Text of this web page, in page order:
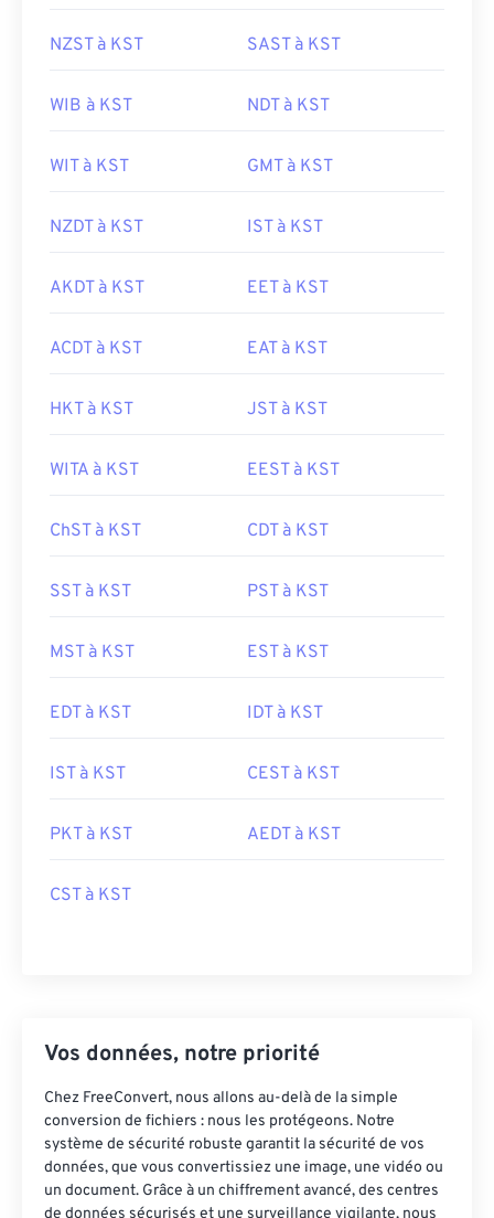
NZST à KST SAST à KST
WIB à KST NDT à KST
WIT à KST GMT à KST
NZDT à KST IST à KST
AKDT à KST EET à KST
ACDT à KST EAT à KST
HKT à KST JST à KST
WITA à KST EEST à KST
ChST à KST CDT à KST
SST à KST PST à KST
MST à KST EST à KST
EDT à KST IDT à KST
IST à KST CEST à KST
PKT à KST AEDT à KST
CST à KST
Vos données, notre priorité
Chez FreeConvert, nous allons au-delà de la simple
conversion de fichiers : nous les protégeons. Notre
système de sécurité robuste garantit la sécurité de vos
données, que vous convertissiez une image, une vidéo ou
un document. Grâce à un chiffrement avancé, des centres
de données sécurisés et une surveillance vigilante, nous